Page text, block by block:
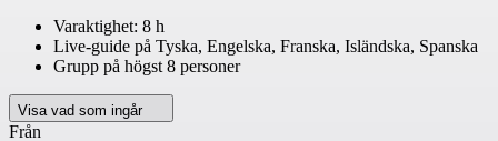
Varaktighet: 8 h
Live-guide på Tyska, Engelska, Franska, Isländska, Spanska
Grupp på högst 8 personer
Visa vad som ingår
Från